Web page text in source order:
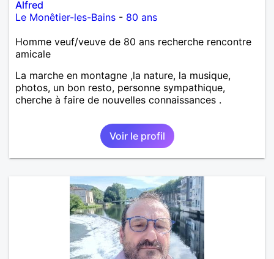
Alfred
Le Monêtier-les-Bains - 80 ans
Homme veuf/veuve de 80 ans recherche rencontre
amicale
La marche en montagne ,la nature, la musique,
photos, un bon resto, personne sympathique,
cherche à faire de nouvelles connaissances .
Voir le profil